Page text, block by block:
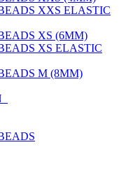
XXS ELASTIC
XS (6MM)
XS ELASTIC
M (8MM)